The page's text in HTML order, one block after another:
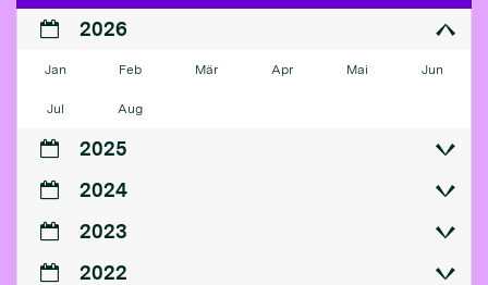
2026
Jan Feb Mär Apr Mai Jun
Jul Aug
2025
2024
2023
2022